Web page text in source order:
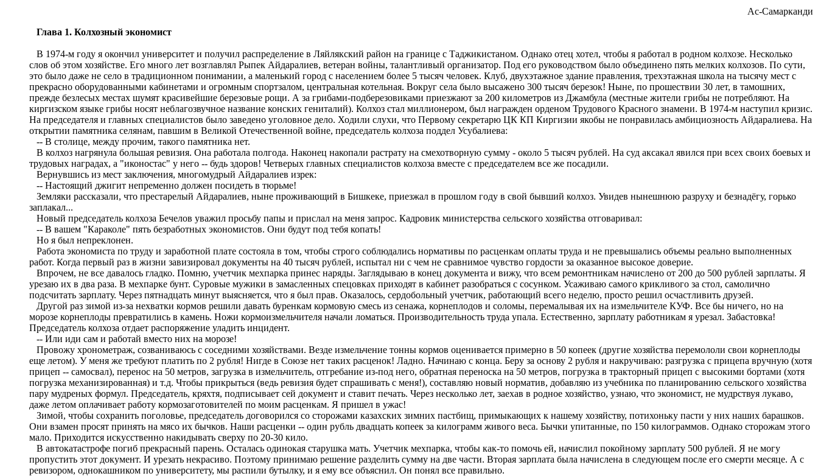
Ас-Самарканди
Глава 1. Колхозный экономист
В 1974-м году я окончил университет и получил распределение в Ляйлякский район на границе с Таджикистаном. Однако отец хотел, чтобы я работал в родном колхозе. Несколько
слов об этом хозяйстве. Его много лет возглавлял Рыпек Айдаралиев, ветеран войны, талантливый организатор. Под его руководством было объединено пять мелких колхозов. По сути,
это было даже не село в традиционном понимании, а маленький город с населением более 5 тысяч человек. Клуб, двухэтажное здание правления, трехэтажная школа на тысячу мест с
прекрасно оборудованными кабинетами и огромным спортзалом, центральная котельная. Вокруг села было высажено 300 тысяч березок! Ныне, по прошествии 30 лет, в тамошних,
прежде безлесых местах шумят красивейшие березовые рощи. А за грибами-подберезовиками приезжают за 200 километров из Джамбула (местные жители грибы не потребляют. На
киргизском языке грибы носят неблагозвучное название конских гениталий). Колхоз стал миллионером, был награжден орденом Трудового Красного знамени. В 1974-м наступил кризис.
На председателя и главных специалистов было заведено уголовное дело. Ходили слухи, что Первому секретарю ЦК КП Киргизии якобы не понравилась амбициозность Айдаралиева. На
открытии памятника селянам, павшим в Великой Отечественной войне, председатель колхоза поддел Усубалиева:
-- В столице, между прочим, такого памятника нет.
В колхоз нагрянула большая ревизия. Она работала полгода. Наконец накопали растрату на смехотворную сумму - около 5 тысяч рублей. На суд аксакал явился при всех своих боевых и
трудовых наградах, а "иконостас" у него -- будь здоров! Четверых главных специалистов колхоза вместе с председателем все же посадили.
Вернувшись из мест заключения, многомудрый Айдаралиев изрек:
-- Настоящий джигит непременно должен посидеть в тюрьме!
Земляки рассказали, что престарелый Айдаралиев, ныне проживающий в Бишкеке, приезжал в прошлом году в свой бывший колхоз. Увидев нынешнюю разруху и безнадёгу, горько
заплакал...
Новый председатель колхоза Бечелов уважил просьбу папы и прислал на меня запрос. Кадровик министерства сельского хозяйства отговаривал:
-- В вашем "Караколе" пять безработных экономистов. Они будут под тебя копать!
Но я был непреклонен.
Работа экономиста по труду и заработной плате состояла в том, чтобы строго соблюдались нормативы по расценкам оплаты труда и не превышались объемы реально выполненных
работ. Когда первый раз в жизни завизировал документы на 40 тысяч рублей, испытал ни с чем не сравнимое чувство гордости за оказанное высокое доверие.
Впрочем, не все давалось гладко. Помню, учетчик мехпарка принес наряды. Заглядываю в конец документа и вижу, что всем ремонтникам начислено от 200 до 500 рублей зарплаты. Я
урезаю их в два раза. В мехпарке бунт. Суровые мужики в замасленных спецовках приходят в кабинет разобраться с сосунком. Усаживаю самого крикливого за стол, самолично
подсчитать зарплату. Через пятнадцать минут выясняется, что я был прав. Оказалось, сердобольный учетчик, работающий всего неделю, просто решил осчастливить друзей.
Другой раз зимой из-за нехватки кормов решили давать буренкам кормовую смесь из сенажа, корнеплодов и соломы, перемалывая их на измельчителе КУФ. Все бы ничего, но на
морозе корнеплоды превратились в камень. Ножи кормоизмельчителя начали ломаться. Производительность труда упала. Естественно, зарплату работникам я урезал. Забастовка!
Председатель колхоза отдает распоряжение уладить инцидент.
-- Или иди сам и работай вместо них на морозе!
Провожу хронометраж, созваниваюсь с соседними хозяйствами. Везде измельчение тонны кормов оценивается примерно в 50 копеек (другие хозяйства перемололи свои корнеплоды
еще летом). У меня же требуют платить по 2 рубля! Нигде в Союзе нет таких расценок! Ладно. Начинаю с конца. Беру за основу 2 рубля и накручиваю: разгрузка с прицепа вручную (хотя
прицеп -- самосвал), перенос на 50 метров, загрузка в измельчитель, отгребание из-под него, обратная переноска на 50 метров, погрузка в тракторный прицеп с высокими бортами (хотя
погрузка механизированная) и т.д. Чтобы прикрыться (ведь ревизия будет спрашивать с меня!), составляю новый норматив, добавляю из учебника по планированию сельского хозяйства
пару мудреных формул. Председатель, кряхтя, подписывает сей документ и ставит печать. Через несколько лет, заехав в родное хозяйство, узнаю, что экономист, не мудрствуя лукаво,
даже летом оплачивает работу кормозаготовителей по моим расценкам. Я пришел в ужас!
Зимой, чтобы сохранить поголовье, председатель договорился со сторожами казахских зимних пастбищ, примыкающих к нашему хозяйству, потихоньку пасти у них наших барашков.
Они взамен просят принять на мясо их бычков. Наши расценки -- один рубль двадцать копеек за килограмм живого веса. Бычки упитанные, по 150 килограммов. Однако сторожам этого
мало. Приходится искусственно накидывать сверху по 20-30 кило.
В автокатастрофе погиб прекрасный парень. Осталась одинокая старушка мать. Учетчик мехпарка, чтобы как-то помочь ей, начислил покойному зарплату 500 рублей. Я не могу
пропустить этот документ. И урезать некрасиво. Поэтому принимаю решение разделить сумму на две части. Вторая зарплата была начислена в следующем после его смерти месяце. А с
ревизором, однокашником по университету, мы распили бутылку, и я ему все объяснил. Он понял все правильно.